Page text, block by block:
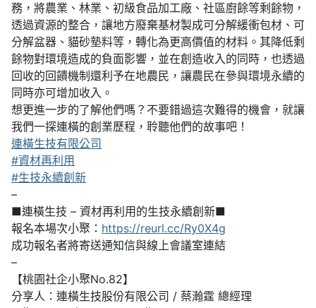
務，將農業、林業、初級食品加工廠、社區廚餘等剩餘物，
透過資源的整合，讓地方廢棄基材製成可分解緩衝包材、可
分解盆器、貓砂墊料等，轉化為更高價值的材料。其降低剩
餘物對環境造成的負面影響，並在創造收入的同時，也透過
回收的回饋機制還利予在地農民，讓農民在參與環境永續的
同時亦可增加收入。
想更進一步的了解他們嗎？不要錯過這次難得的機會，就讓
我們一探連橫的創業歷程，聆聽他們的故事吧！
連橫生技有限公司
#資材再利用
#生技永續創新
–
■連橫生技 – 資材再利用的生技永續創新■
報名本場次小聚： https://reurl.cc/Ry0X4g
成功報名者將寄送通知信與線上會議室連結
–
【桃園社企小聚No.82】
分享人：連橫生技股份有限公司 / 蔡瀚霆 總經理